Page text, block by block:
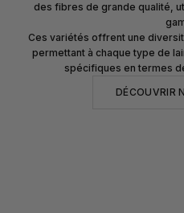
des fibres de grande qualité,
Ces variétés offrent une
permettant à chaque type de
spécifiques en termes
DÉCOUVRIR